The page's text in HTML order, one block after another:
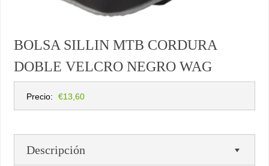
BOLSA SILLIN MTB CORDURA
DOBLE VELCRO NEGRO WAG
Precio: €13,60
Descripción